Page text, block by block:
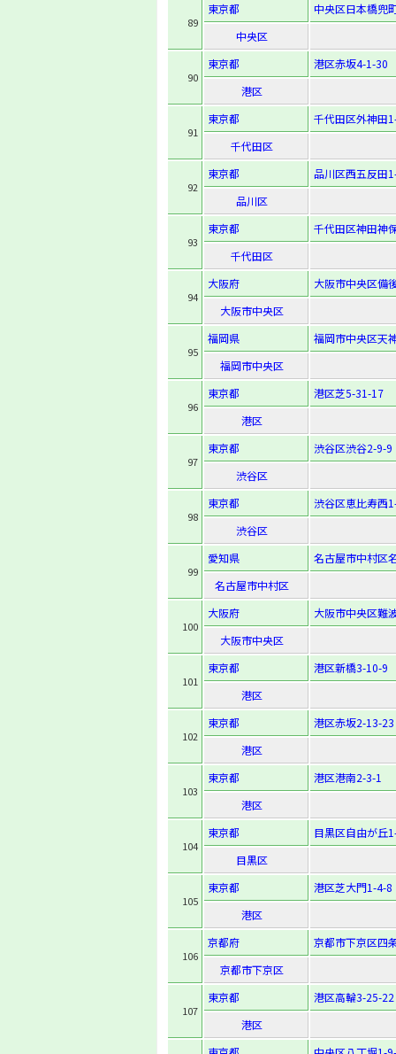
89
東京都
中央区日本橋兜
中央区
90
東京都
港区赤坂4-1-30
港区
91
東京都
千代田区外神田
千代田区
92
東京都
品川区西五反田
品川区
93
東京都
千代田区神田神
千代田区
94
大阪府
大阪市中央区備
大阪市中央区
95
福岡県
福岡市中央区天
福岡市中央区
96
東京都
港区芝5-31-17
港区
97
東京都
渋谷区渋谷2-9-9
渋谷区
98
東京都
渋谷区恵比寿西
渋谷区
99
愛知県
名古屋市中村区
名古屋市中村区
100
大阪府
大阪市中央区難
大阪市中央区
101
東京都
港区新橋3-10-9
港区
102
東京都
港区赤坂2-13-23
港区
103
東京都
港区港南2-3-1
港区
104
東京都
目黒区自由が丘
目黒区
105
東京都
港区芝大門1-4-8
港区
106
京都府
京都市下京区四
京都市下京区
107
東京都
港区高輪3-25-22
港区